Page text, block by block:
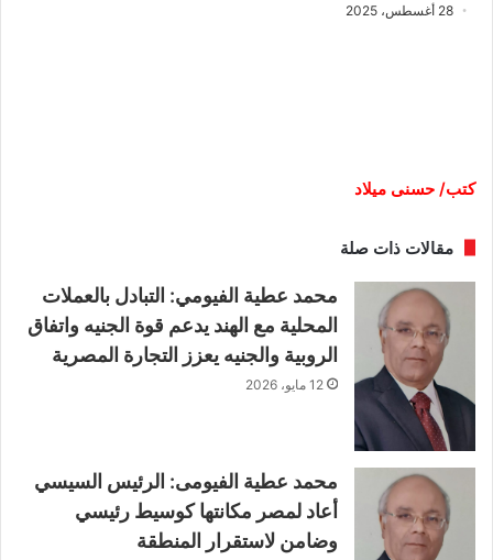
28 أغسطس، 2025
كتب/ حسنى ميلاد
مقالات ذات صلة
محمد عطية الفيومي: التبادل بالعملات
المحلية مع الهند يدعم قوة الجنيه واتفاق
الروبية والجنيه يعزز التجارة المصرية
12 مايو، 2026
محمد عطية الفيومى: الرئيس السيسي
أعاد لمصر مكانتها كوسيط رئيسي
وضامن لاستقرار المنطقة